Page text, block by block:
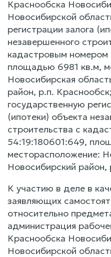
Краснообска
Новосибирской
регистрации залога
незавершенного
кадастровым номером
площадью 6981 кв.м,
Новосибирская
район, р.п.
государственную
(ипотеки) объекта
строительства с
54:19:180601:649,
месторасположение:
Новосибирский район,
К участию в деле в
заявляющих
относительно
администрация
Краснообска
Новосибирской